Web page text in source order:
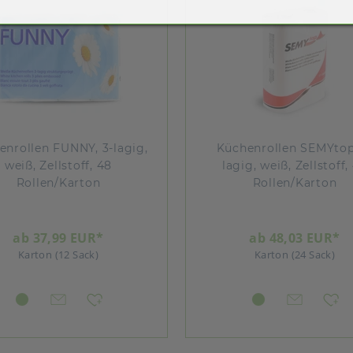
FUNNY, 3-lagig,
weiß, Zellstoff, 48
Rollen/Karton
ab 37,99 EUR*
Karton (12 Sack)
Küchenrollen
lagig, weiß, Zellstoff,
Rollen/Karton
ab 48,03 EUR*
Karton (24 Sack)